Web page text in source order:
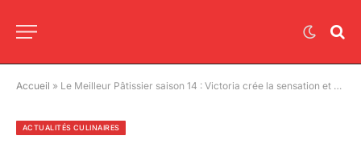
Accueil » Le Meilleur Pâtissier saison 14 : Victoria crée la sensation et rejoint Margot et Sébastien en finale
ACTUALITÉS CULINAIRES